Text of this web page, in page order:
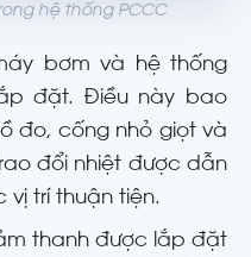
hệ thống PCCC
bơm và hệ thống
đặt. Điều này bao
đo, cống nhỏ giọt và
đổi nhiệt được dẫn
trí thuận tiện.
thanh được lắp đặt